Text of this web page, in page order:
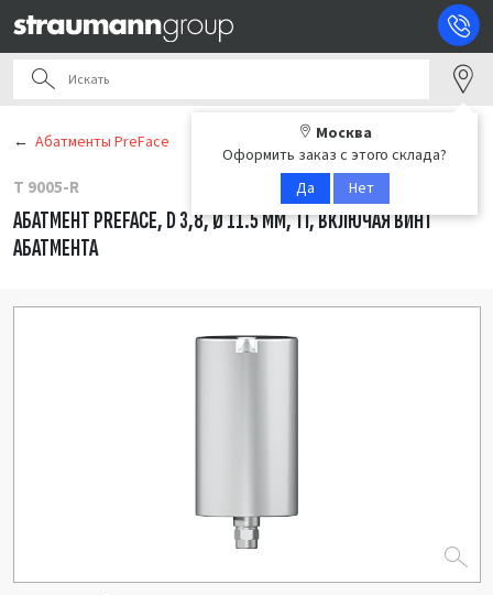
Москва
Оформить заказ с этого склада?
Да
Нет
Абатменты PreFace
T 9005-R
АБАТМЕНТ PREFACE, D 3,8, Ø 11.5 ММ, TI, ВКЛЮЧАЯ ВИНТ
АБАТМЕНТА